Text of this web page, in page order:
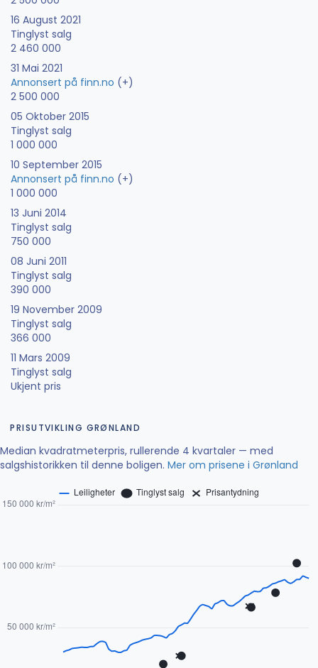
16 August 2021
Tinglyst salg
2 460 000
31 Mai 2021
Annonsert på finn.no (+)
2 500 000
05 Oktober 2015
Tinglyst salg
1 000 000
10 September 2015
Annonsert på finn.no (+)
1 000 000
13 Juni 2014
Tinglyst salg
750 000
08 Juni 2011
Tinglyst salg
390 000
19 November 2009
Tinglyst salg
366 000
11 Mars 2009
Tinglyst salg
Ukjent pris
PRISUTVIKLING GRØNLAND
Median kvadratmeterpris, rullerende 4 kvartaler — med
salgshistorikken til denne boligen. Mer om prisene i Grønland